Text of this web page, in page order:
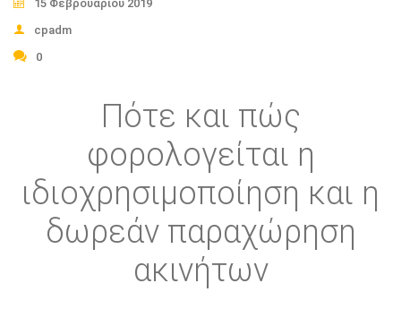
15 Φεβρουαρίου 2019
cpadm
0
Πότε και πώς
φορολογείται η
ιδιοχρησιμοποίηση και η
δωρεάν παραχώρηση
ακινήτων